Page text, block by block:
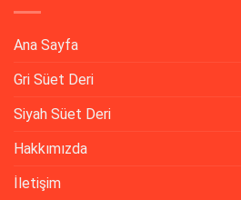
Ana Sayfa
Gri Süet Deri
Siyah Süet Deri
Hakkımızda
İletişim